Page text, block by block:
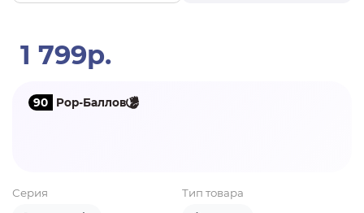
1 799р.
90 Pop-Баллов
Серия Тип товара